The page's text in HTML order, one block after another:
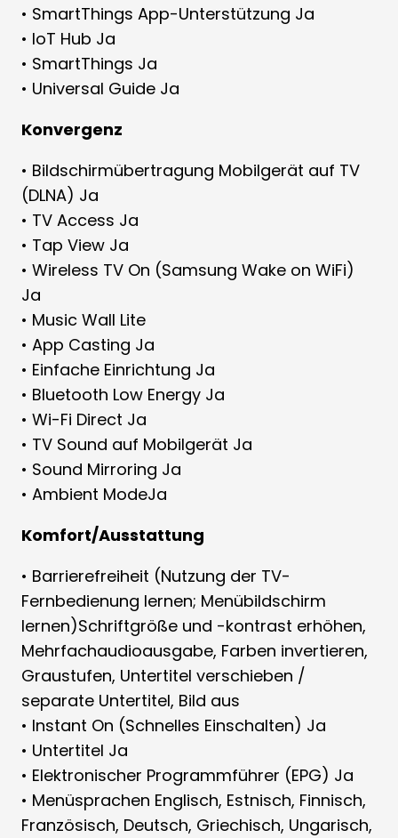
• SmartThings App-Unterstützung Ja
• IoT Hub Ja
• SmartThings Ja
• Universal Guide Ja
Konvergenz
• Bildschirmübertragung Mobilgerät auf TV
(DLNA) Ja
• TV Access Ja
• Tap View Ja
• Wireless TV On (Samsung Wake on WiFi)
Ja
• Music Wall Lite
• App Casting Ja
• Einfache Einrichtung Ja
• Bluetooth Low Energy Ja
• Wi-Fi Direct Ja
• TV Sound auf Mobilgerät Ja
• Sound Mirroring Ja
• Ambient ModeJa
Komfort/Ausstattung
• Barrierefreiheit (Nutzung der TV-
Fernbedienung lernen; Menübildschirm
lernen)Schriftgröße und -kontrast erhöhen,
Mehrfachaudioausgabe, Farben invertieren,
Graustufen, Untertitel verschieben /
separate Untertitel, Bild aus
• Instant On (Schnelles Einschalten) Ja
• Untertitel Ja
• Elektronischer Programmführer (EPG) Ja
• Menüsprachen Englisch, Estnisch, Finnisch,
Französisch, Deutsch, Griechisch, Ungarisch,